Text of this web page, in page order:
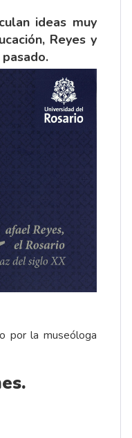
ideas muy
Reyes y
por la museóloga